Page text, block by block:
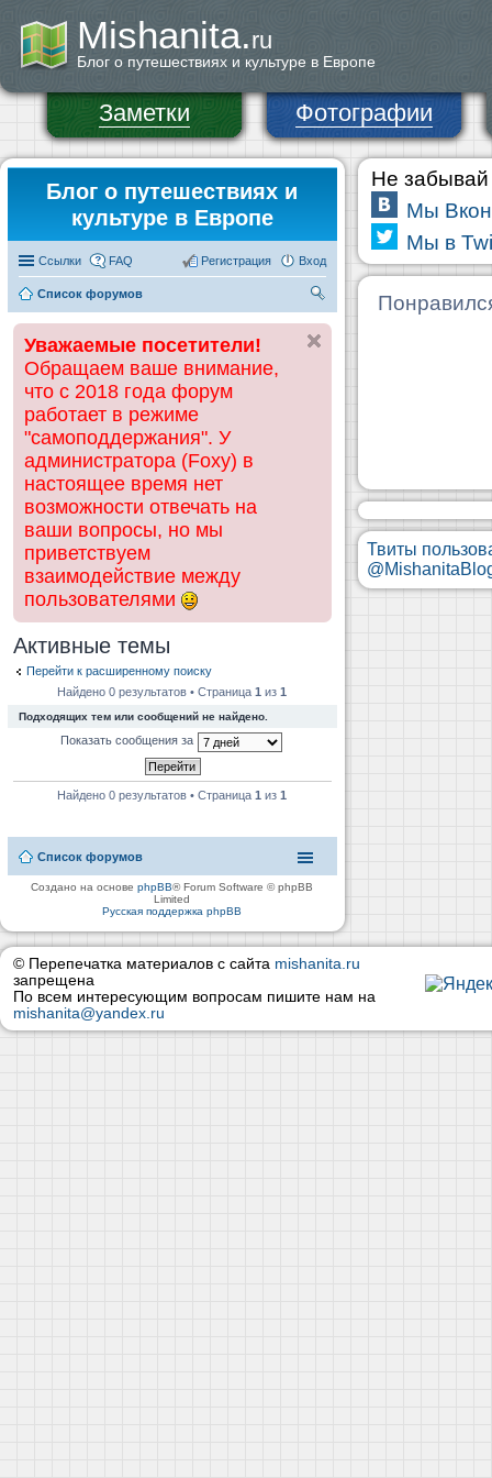
Mishanita.ru
Блог о путешествиях и культуре в Европе
Заметки Фотографии
Блог о путешествиях и
культуре в Европе
Ссылки FAQ Вход
Регистрация
Список форумов
ск
Уважаемые посетители!
Обращаем ваше внимание,
что с 2018 года форум
работает в режиме
"самоподдержания". У
администратора (Foxy) в
настоящее время нет
возможности отвечать на
ваши вопросы, но мы
приветствуем
взаимодействие между
пользователями
Активные темы
Перейти к расширенному поиску
Найдено 0 результатов • Страница1 из1
Подходящих тем или сообщений не найдено.
Показать сообщения за
Найдено 0 результатов • Страница1 из1
Список форумов
Создано на основеphpBB® Forum Software © phpBB
Limited
Русская поддержка phpBB
Не забывай
Мы
Мы в
Твиты
© Перепечатка материалов с сайта mishanita.ru
запрещена
По всем интересующим вопросам пишите нам на
mishanita@yandex.ru